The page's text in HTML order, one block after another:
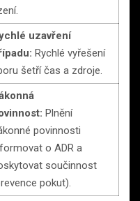
uzavření
Rychlé vyřešení
šetří čas a zdroje.
Plnění
povinnosti
o ADR a
součinnost
pokut).